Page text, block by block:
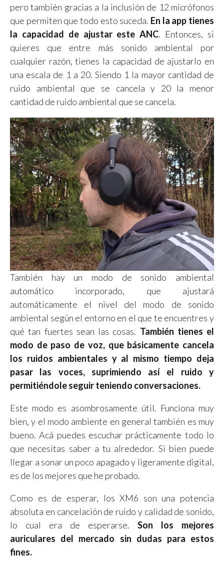
pero también gracias a la inclusión de 12 micrófonos
que permiten que todo esto suceda. En la app tienes
la capacidad de ajustar este ANC. Entonces, si
quieres que entre más sonido ambiental por
cualquier razón, tienes la capacidad de ajustarlo en
una escala de 1 a 20. Siendo 1 la mayor cantidad de
ruido ambiental que se cancela y 20 la menor
cantidad de ruido ambiental que se cancela.
También hay un modo de sonido ambiental
automático incorporado, que ajustará
automáticamente el nivel del modo de sonido
ambiental según el entorno en el que te encuentres y
qué tan fuertes sean las cosas. También tienes el
modo de paso de voz, que básicamente cancela
los ruidos ambientales y al mismo tiempo deja
pasar las voces, suprimiendo así el ruido y
permitiéndole seguir teniendo conversaciones.
Este modo es asombrosamente útil. Funciona muy
bien, y el modo ambiente en general también es muy
bueno. Acá puedes escuchar prácticamente todo lo
que necesitas saber a tu alrededor. Si bien puede
llegar a sonar un poco apagado y ligeramente digital,
es de los mejores que he probado.
Como es de esperar, los XM6 son una potencia
absoluta en cancelación de ruido y calidad de sonido,
lo cual era de esperarse. Son los mejores
auriculares del mercado sin dudas para estos
fines.